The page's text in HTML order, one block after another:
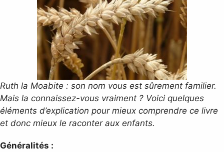
Ruth la Moabite : son nom vous est sûrement familier.
Mais la connaissez-vous vraiment ? Voici quelques
éléments d’explication pour mieux comprendre ce livre
et donc mieux le raconter aux enfants.
Généralités :